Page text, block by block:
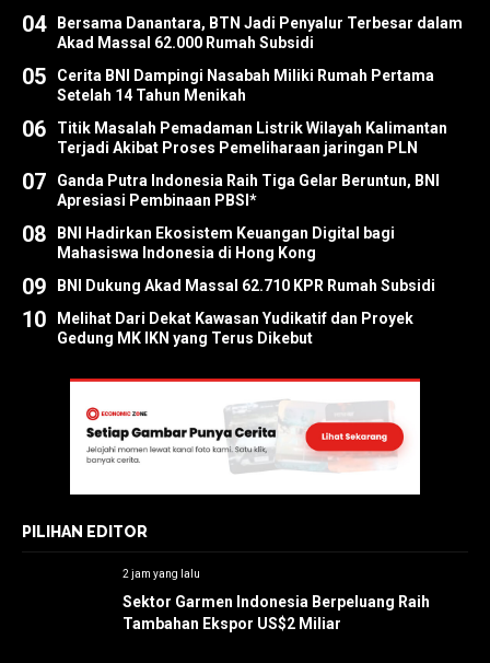
04
Bersama Danantara, BTN Jadi Penyalur Terbesar dalam
Akad Massal 62.000 Rumah Subsidi
05
Cerita BNI Dampingi Nasabah Miliki Rumah Pertama
Setelah 14 Tahun Menikah
06
Titik Masalah Pemadaman Listrik Wilayah Kalimantan
Terjadi Akibat Proses Pemeliharaan jaringan PLN
07
Ganda Putra Indonesia Raih Tiga Gelar Beruntun, BNI
Apresiasi Pembinaan PBSI*
08
BNI Hadirkan Ekosistem Keuangan Digital bagi
Mahasiswa Indonesia di Hong Kong
09 BNI Dukung Akad Massal 62.710 KPR Rumah Subsidi
10
Melihat Dari Dekat Kawasan Yudikatif dan Proyek
Gedung MK IKN yang Terus Dikebut
PILIHAN EDITOR
2 jam yang lalu
Sektor Garmen Indonesia Berpeluang Raih
Tambahan Ekspor US$2 Miliar